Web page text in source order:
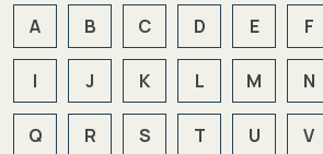
ΒΙΒΛΙΟΓΡΑΦΙΑ
ΑΝΑΚΟΙΝΩΣΕΙΣ
A B C D E F
I J K L M N
Q R S T U V